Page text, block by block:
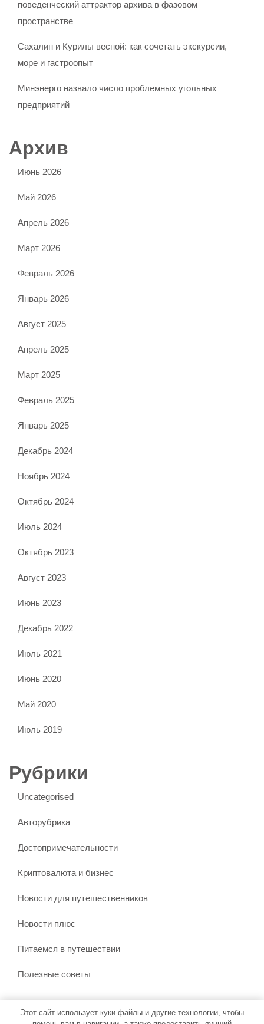
поведенческий аттрактор архива в фазовом
пространстве
Сахалин и Курилы весной: как сочетать экскурсии,
море и гастроопыт
Минэнерго назвало число проблемных угольных
предприятий
Архив
Июнь 2026
Май 2026
Апрель 2026
Март 2026
Февраль 2026
Январь 2026
Август 2025
Апрель 2025
Март 2025
Февраль 2025
Январь 2025
Декабрь 2024
Ноябрь 2024
Октябрь 2024
Июль 2024
Октябрь 2023
Август 2023
Июнь 2023
Декабрь 2022
Июль 2021
Июнь 2020
Май 2020
Июль 2019
Рубрики
Uncategorised
Авторубрика
Достопримечательности
Криптовалюта и бизнес
Новости для путешественников
Новости плюс
Питаемся в путешествии
Полезные советы
Этот сайт использует куки-файлы и другие технологии, чтобы